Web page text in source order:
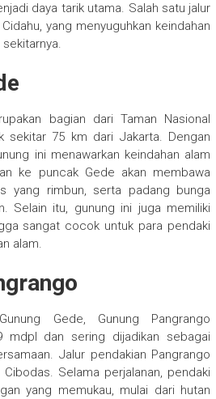
daya tarik utama. Salah satu jalur
yang menyuguhkan keindahan
bagian dari Taman Nasional
sekitar 75 km dari Jakarta. Dengan
ini menawarkan keindahan alam
ke puncak Gede akan membawa
yang rimbun, serta padang bunga
Selain itu, gunung ini juga memiliki
sangat cocok untuk para pendaki
alam.
Gede, Gunung Pangrango
mdpl dan sering dijadikan sebagai
Jalur pendakian Pangrango
Selama perjalanan, pendaki
yang memukau, mulai dari hutan